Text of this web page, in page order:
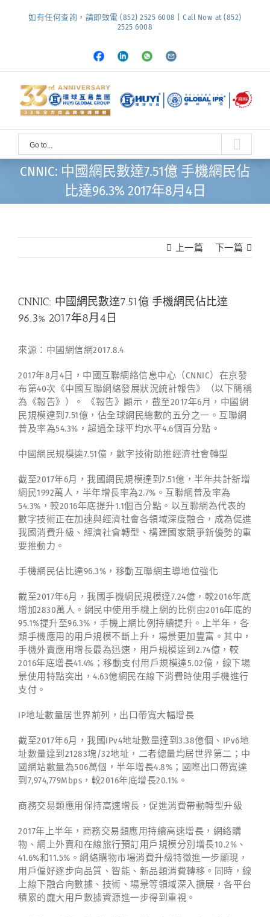
如有任何查詢，請即致電 (852) 2525 6008 | Call Now at (852)
2525 6008
Facebook
LinkedInWhatsapp
Email
Go to...
CNNIC: 中國網民數達7.51億 手機網民佔
比達96.3% 2017年8月4日
上一篇 下一篇
CNNIC: 中國網民數達7.51億 手機網民佔比達
96.3% 2017年8月4日
來源：中國網信網2017.8.4
2017年8月4日，中國互聯網絡信息中心（CNNIC）在京發
布第40次《中國互聯網絡發展狀況統計報告》（以下簡稱
為《報告》）。 《報告》顯示，截至2017年6月，中國網
民規模達到7.51億，佔全球網民總數的五分之一。互聯網
普及率為54.3%，超過全球平均水平4.6個百分點。
中國網民規模達7.51億，數字技術助推經濟社會轉型
截至2017年6月，我國網民規模達到7.51億，半年共計新增
網民1992萬人，半年增長率為2.7%。互聯網普及率為
54.3%，較2016年底提升1.1個百分點。以互聯網為代表的
數字技術正在加速與經濟社會各領域深度融合，成為促進
我國消費升級、經濟社會轉型、構建國家競爭新優勢的重
要推動力。
手機網民佔比達96.3%，移動互聯網主導地位強化
截至2017年6月，我國手機網民規模達7.24億，較2016年底
增加2830萬人。網民中使用手機上網的比例由2016年底的
95.1%提升至96.3%，手機上網比例持續提升。上半年，各
類手機應用的用戶規模不斷上升，場景更加豐富。其中，
手機外賣應用增長最為迅速，用戶規模達到2.74億，較
2016年底增長41.4%；移動支付用戶規模達5.02億，線下場
景使用特點突出，4.63億網民在線下消費時使用手機進行
支付。
IP地址數量居世界前列，出口帶寬大幅增長
截至2017年6月，我國IPv4地址數量達到3.38億個、IPv6地
址數量達到21283塊/32地址，二者總量均居世界第二；中
國網站數量為506萬個，半年增長4.8%；國際出口帶寬達
到7,974,779Mbps，較2016年底增長20.1%。
商務交易類應用保持高速增長，促進消費帶動轉型升級
2017年上半年，商務交易類應用持續高速增長，網絡購
物、網上外賣和在線旅行預訂用戶規模分別增長10.2%、
41.6%和11.5%。網絡購物市場消費升級特徵進一步顯現，
用戶偏好逐步向品質、智能、新品類消費轉移。同時，線
上線下融合向數據、技術、場景等領域深入擴展，各平台
積累的龐大用戶數據資源進一步得到重視。